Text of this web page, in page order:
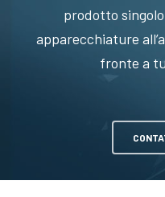
prodotto
apparecchiature
fronte a